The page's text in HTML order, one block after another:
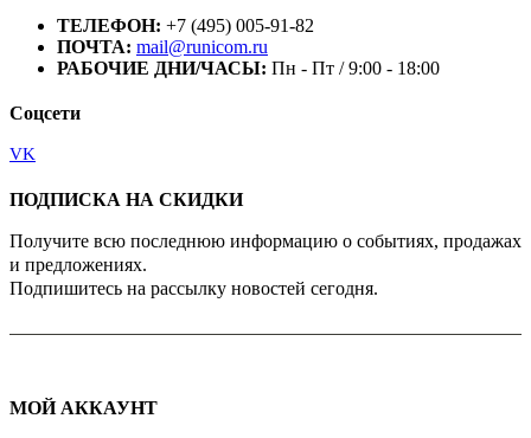
ТЕЛЕФОН: +7 (495) 005-91-82
ПОЧТА: mail@runicom.ru
РАБОЧИЕ ДНИ/ЧАСЫ: Пн - Пт / 9:00 - 18:00
Соцсети
VK
ПОДПИСКА НА СКИДКИ
Получите всю последнюю информацию о событиях, продажах
и предложениях.
Подпишитесь на рассылку новостей сегодня.
МОЙ АККАУНТ